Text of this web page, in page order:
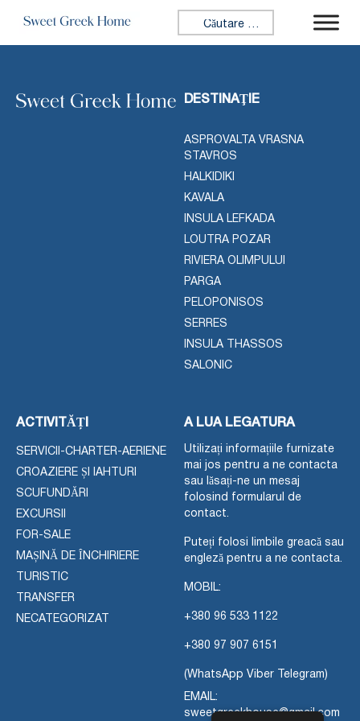
Caută:
DESTINAŢIE
ASPROVALTA VRASNA
STAVROS
HALKIDIKI
KAVALA
INSULA LEFKADA
LOUTRA POZAR
RIVIERA OLIMPULUI
PARGA
PELOPONISOS
SERRES
INSULA THASSOS
SALONIC
ACTIVITĂȚI
SERVICII-CHARTER-AERIENE
CROAZIERE ȘI IAHTURI
SCUFUNDĂRI
EXCURSII
FOR-SALE
MAȘINĂ DE ÎNCHIRIERE
TURISTIC
TRANSFER
NECATEGORIZAT
A LUA LEGATURA
Utilizați informațiile furnizate
mai jos pentru a ne contacta
sau lăsați-ne un mesaj
folosind formularul de
contact.
Puteți folosi limbile greacă sau
engleză pentru a ne contacta.
MOBIL:
+380 96 533 1122
+380 97 907 6151
(WhatsApp Viber Telegram)
EMAIL:
sweetgreekhouse@gmail.com